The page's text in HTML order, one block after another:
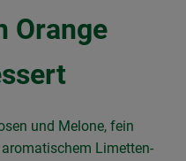
Orange
und Melone, fein
Limetten-